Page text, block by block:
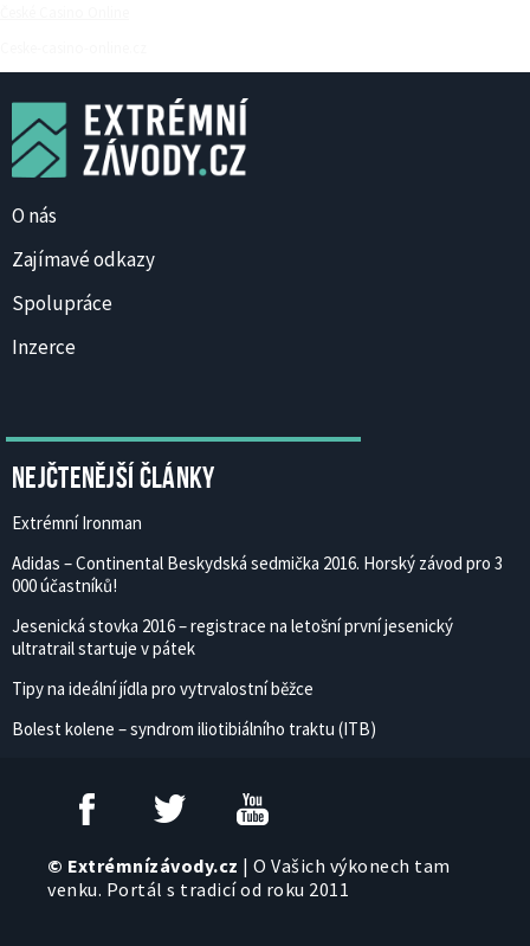
O nás
Zajímavé odkazy
Spolupráce
Inzerce
Nejčtenější články
Extrémní Ironman
Adidas – Continental Beskydská sedmička 2016. Horský závod pro 3
000 účastníků!
Jesenická stovka 2016 – registrace na letošní první jesenický
ultratrail startuje v pátek
Tipy na ideální jídla pro vytrvalostní běžce
Bolest kolene – syndrom iliotibiálního traktu (ITB)
© Extrémnízávody.cz | O Vašich výkonech tam
venku. Portál s tradicí od roku 2011